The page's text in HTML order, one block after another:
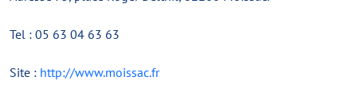
Tel : 05 63 04 63 63
Site : http://www.moissac.fr